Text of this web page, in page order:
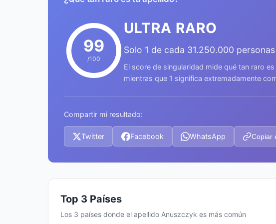
99
/100
ULTRA RARO
Solo 1 de cada 31.250.000 personas
El score de singularidad mide qué tan raro
mientras que 1 significa extremadamente
Compartir mi resultado:
Twitter Facebook WhatsApp Copiar
Top 3 Países
Los 3 países donde el apellido Anuszczyk es más común